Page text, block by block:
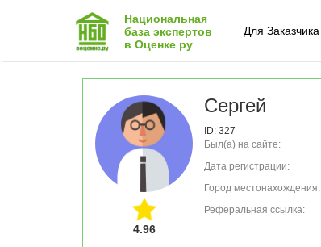
Национальная
база экспертов
в Оценке ру
Для Заказчика
4.96
Сергей
ID: 327
Был(а) на сайте:
Дата регистрации:
Город местонахождения:
Реферальная ссылка: